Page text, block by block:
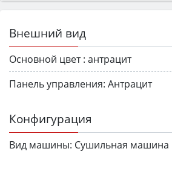
Внешний вид
Основной цвет : антрацит
Панель управления: Антрацит
Конфигурация
Вид машины: Сушильная машина